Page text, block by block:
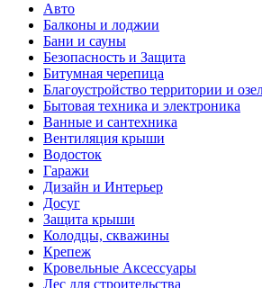
Авто
Балконы и лоджии
Бани и сауны
Безопасность и Защита
Битумная черепица
Благоустройство территории и
Бытовая техника и электроника
Ванные и сантехника
Вентиляция крыши
Водосток
Гаражи
Дизайн и Интерьер
Досуг
Защита крыши
Колодцы, скважины
Крепеж
Кровельные Аксессуары
Лес для строительства